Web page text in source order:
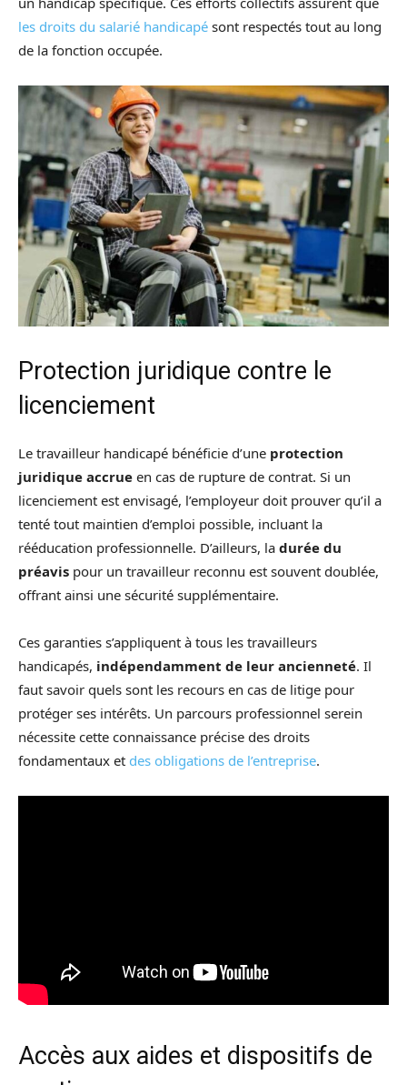
les droits du salarié handicapé sont respectés tout au long
de la fonction occupée.
Protection juridique contre le
licenciement
Le travailleur handicapé bénéficie d’une protection
juridique accrue en cas de rupture de contrat. Si un
licenciement est envisagé, l’employeur doit prouver qu’il a
tenté tout maintien d’emploi possible, incluant la
rééducation professionnelle. D’ailleurs, la durée du
préavis pour un travailleur reconnu est souvent doublée,
offrant ainsi une sécurité supplémentaire.
Ces garanties s’appliquent à tous les travailleurs
handicapés, indépendamment de leur ancienneté. Il
faut savoir quels sont les recours en cas de litige pour
protéger ses intérêts. Un parcours professionnel serein
nécessite cette connaissance précise des droits
fondamentaux et des obligations de l’entreprise.
Accès aux aides et dispositifs de